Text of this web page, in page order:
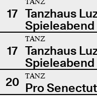
17 Tanzhaus
Spieleabend
17
TANZ
Tanzhaus
Spieleabend
20
TANZ
Pro